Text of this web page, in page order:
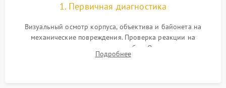
1. Первичная диагностика
Визуальный осмотр корпуса, объектива и байонета на
механические повреждения. Проверка реакции на
включение, считывание кодов ошибок. Оценка состояния
матрицы и затвора, проверка работы автофокуса и вспышки.
Подробнее